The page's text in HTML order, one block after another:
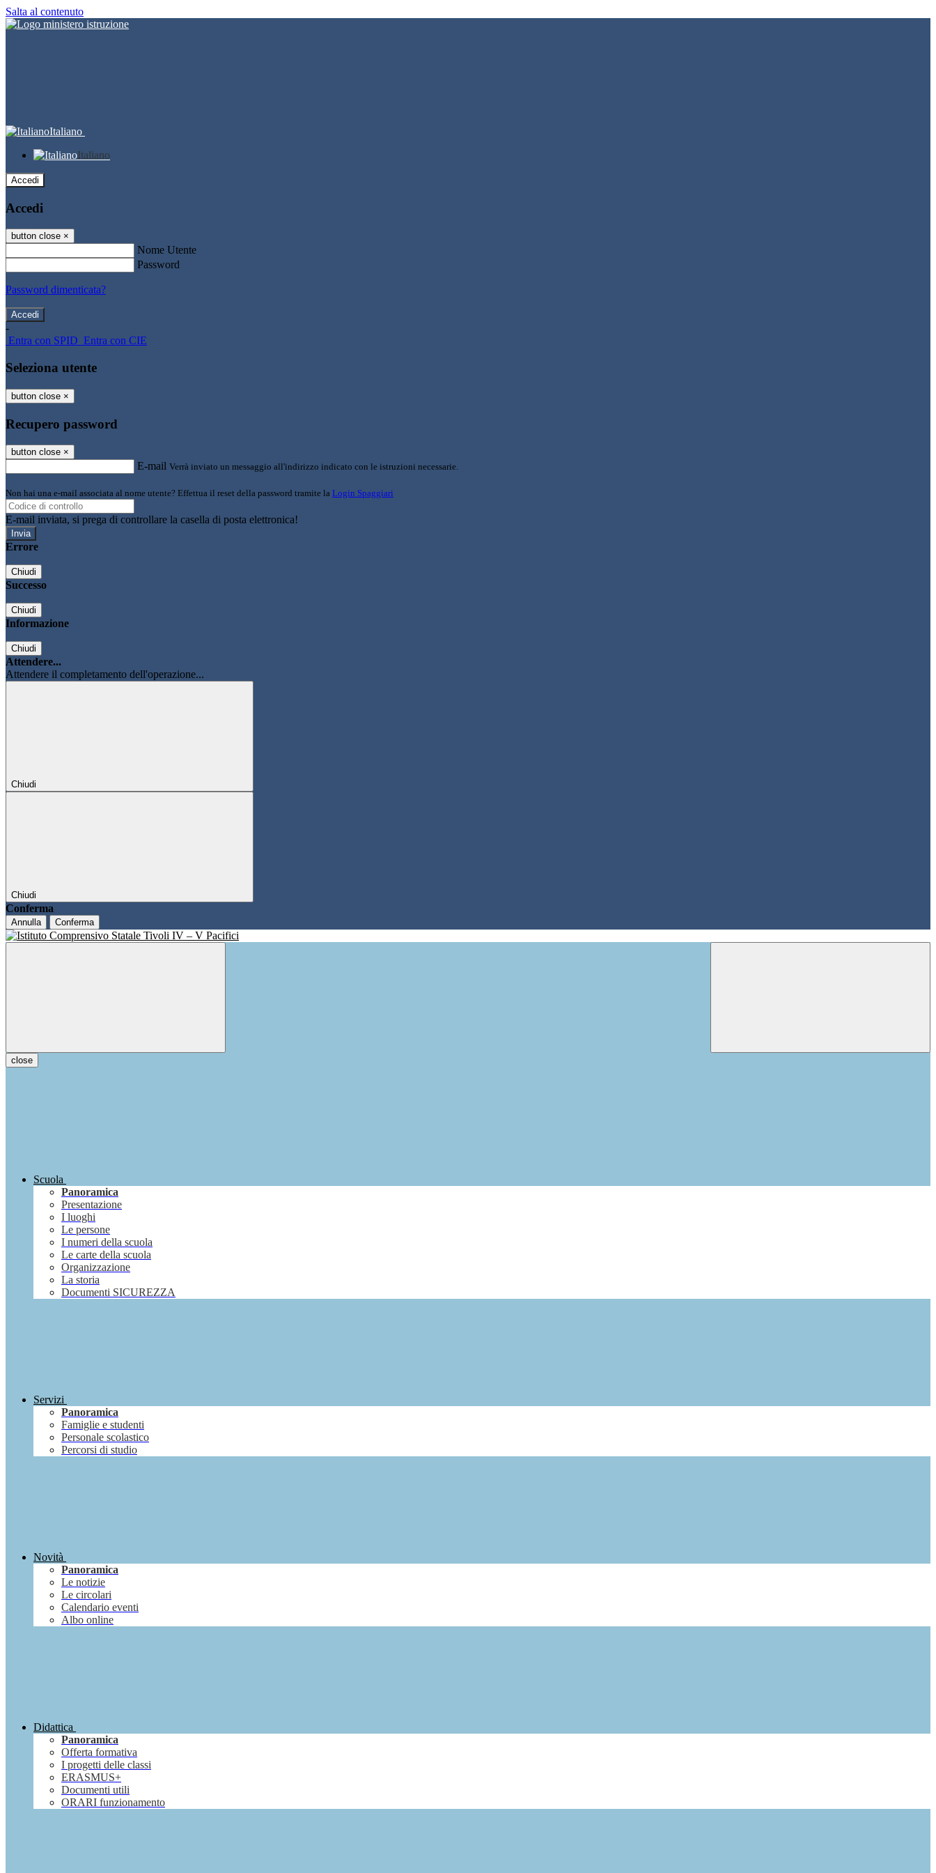
Salta al contenuto
Italiano
Italiano
Accedi
Accedi
button close ×
Nome Utente
Password
Password dimenticata?
-
Entra con SPID Entra con CIE
Seleziona utente
button close ×
Recupero password
button close ×
E-mail Verrà inviato un messaggio all'indirizzo indicato con le istruzioni necessarie.
Non hai una e-mail associata al nome utente? Effettua il reset della password tramite la Login Spaggiari
E-mail inviata, si prega di controllare la casella di posta elettronica!
Errore
Chiudi
Successo
Chiudi
Informazione
Chiudi
Attendere...
Attendere il completamento dell'operazione...
Chiudi
Chiudi
Conferma
Annulla Conferma
close
Scuola
Panoramica
Presentazione
I luoghi
Le persone
I numeri della scuola
Le carte della scuola
Organizzazione
La storia
Documenti SICUREZZA
Servizi
Panoramica
Famiglie e studenti
Personale scolastico
Percorsi di studio
Novità
Panoramica
Le notizie
Le circolari
Calendario eventi
Albo online
Didattica
Panoramica
Offerta formativa
I progetti delle classi
ERASMUS+
Documenti utili
ORARI funzionamento